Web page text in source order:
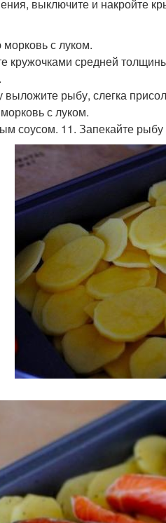
выключите и накройте
с луком.
кружочками средней
выложите рыбу, слегка
с луком.
соусом. 11. Запекайте